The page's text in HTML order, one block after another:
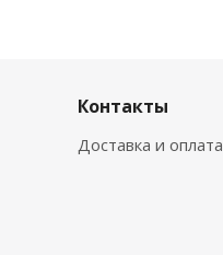
Контакты
Доставка и оплата